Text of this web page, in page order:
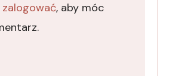
zalogować, aby móc